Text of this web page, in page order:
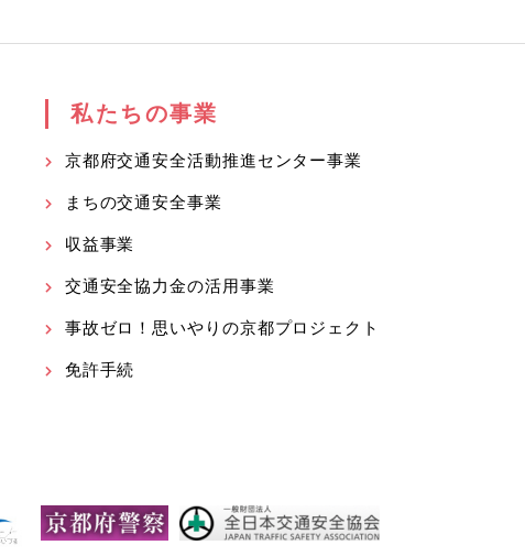
私たちの事業
京都府交通安全活動推進センター事業
まちの交通安全事業
収益事業
交通安全協力金の活用事業
事故ゼロ！思いやりの京都プロジェクト
免許手続